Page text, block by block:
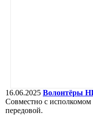
16.06.2025 Волонтёры
Совместно с
передовой.